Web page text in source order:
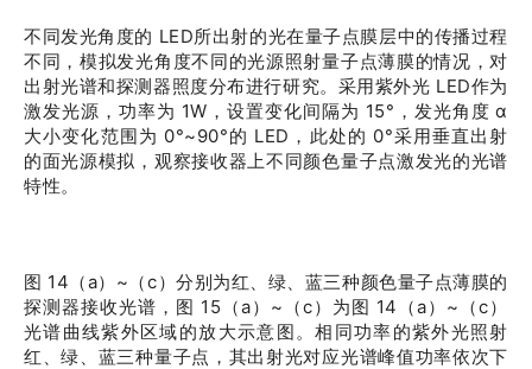
不同发光角度的 LED所出射的光在量子点膜层中的传播过程
不同，模拟发光角度不同的光源照射量子点薄膜的情况，对
出射光谱和探测器照度分布进行研究。采用紫外光 LED作为
激发光源，功率为 1W，设置变化间隔为 15°，发光角度 α
大小变化范围为 0°~90°的 LED，此处的 0°采用垂直出射
的面光源模拟，观察接收器上不同颜色量子点激发光的光谱
特性。
图 14（a）~（c）分别为红、绿、蓝三种颜色量子点薄膜的
探测器接收光谱，图 15（a）~（c）为图 14（a）~（c）
光谱曲线紫外区域的放大示意图。相同功率的紫外光照射
红、绿、蓝三种量子点，其出射光对应光谱峰值功率依次下